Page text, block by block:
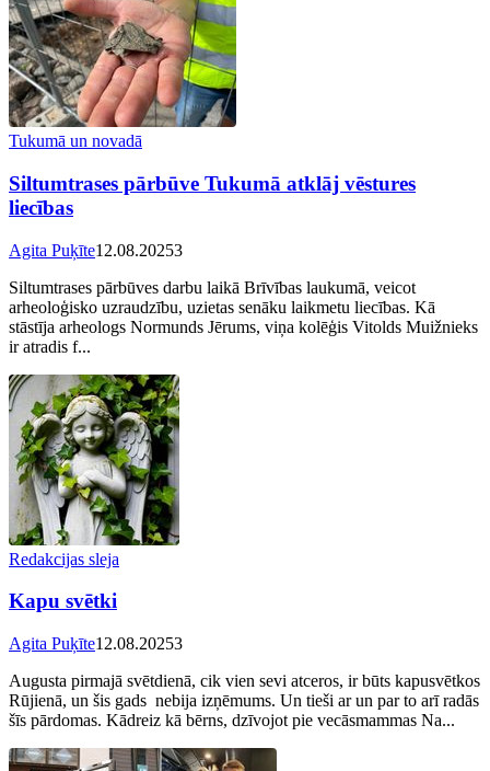
Tukumā un novadā
Siltumtrases pārbūve Tukumā atklāj vēstures
liecības
Agita Puķīte12.08.20253
Siltumtrases pārbūves darbu laikā Brīvības laukumā, veicot
arheoloģisko uzraudzību, uzietas senāku laikmetu liecības. Kā
stāstīja arheologs Normunds Jērums, viņa kolēģis Vitolds Muižnieks
ir atradis f...
Redakcijas sleja
Kapu svētki
Agita Puķīte12.08.20253
Augusta pirmajā svētdienā, cik vien sevi atceros, ir būts kapusvētkos
Rūjienā, un šis gads nebija izņēmums. Un tieši ar un par to arī radās
šīs pārdomas. Kādreiz kā bērns, dzīvojot pie vecāsmammas Na...